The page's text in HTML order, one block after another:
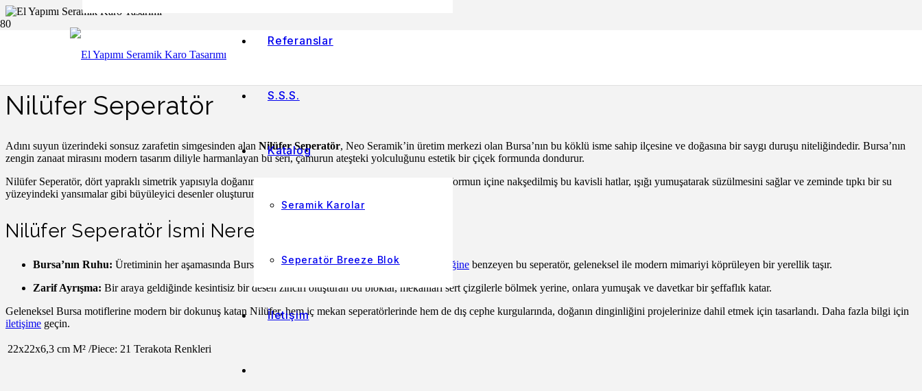
Referanslar
S.S.S.
Katalog
Seramik Karolar
Seperatör Breeze Blok
İletişim
Seperatörler / Breeze Block/ Nilüfer Seperatör
Nilüfer Seperatör
Adını suyun üzerindeki sonsuz zarafetin simgesinden alan Nilüfer Seperatör, Neo Seramik’in üretim merkezi olan Bursa’nın bu köklü isme sahip ilçesine ve doğasına bir saygı duruşu niteliğindedir. Bursa’nın
zengin zanaat mirasını modern tasarım diliyle harmanlayan bu seri, çamurun ateşteki yolculuğunu estetik bir çiçek formunda dondurur.
Nilüfer Seperatör, dört yapraklı simetrik yapısıyla doğanın kusursuz geometrisini mekanlara taşır. Kare formun içine nakşedilmiş bu kavisli hatlar, ışığı yumuşatarak süzülmesini sağlar ve zeminde tıpkı bir su
yüzeyindeki yansımalar gibi büyüleyici desenler oluşturur (bkz. Görsel 2).
Nilüfer Seperatör İsmi Nereden Geliyor?
Bursa’nın Ruhu: Üretiminin her aşamasında Bursa’nın el işçiliği geleneğini taşıyan Nilüfer çiçeğine benzeyen bu seperatör, geleneksel ile modern mimariyi köprüleyen bir yerellik taşır.
Zarif Ayrışma: Bir araya geldiğinde kesintisiz bir desen zinciri oluşturan bu bloklar, mekanları sert çizgilerle bölmek yerine, onlara yumuşak ve davetkar bir şeffaflık katar.
Geleneksel Bursa motiflerine modern bir dokunuş katan Nilüfer, hem iç mekan seperatörlerinde hem de dış cephe kurgularında, doğanın dinginliğini projelerinize dahil etmek için tasarlandı. Daha fazla bilgi için
iletişime geçin.
22x22x6,3 cm M² /Piece: 21 Terakota Renkleri